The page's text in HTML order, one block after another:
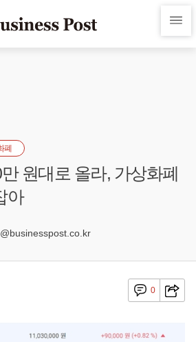
폐
원대로 올라, 가상화폐
아
0